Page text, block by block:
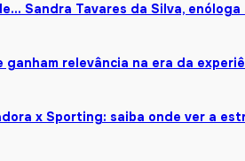
Sandra Tavares da Silva,
ganham relevância na era da
x Sporting: saiba onde ver a